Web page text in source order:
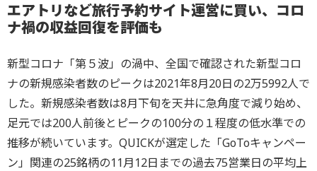
エアトリなど旅行予約サイト運営に買い、コロ
ナ禍の収益回復を評価も
新型コロナ「第５波」の渦中、全国で確認された新型コロ
ナの新規感染者数のピークは2021年8月20日の2万5992人で
した。新規感染者数は8月下旬を天井に急角度で減り始め、
足元では200人前後とピークの100分の１程度の低水準での
推移が続いています。QUICKが選定した「GoToキャンペー
ン」関連の25銘柄の11月12日までの過去75営業日の平均上